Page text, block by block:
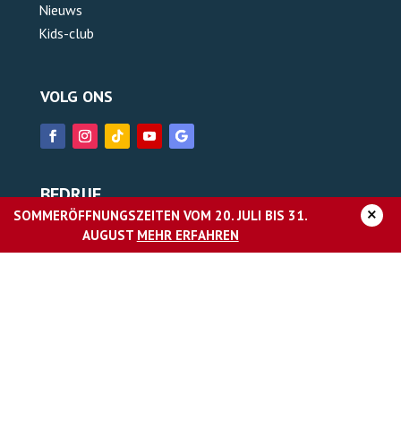
SOMMERÖFFNUNGSZEITEN VOM 20. JULI BIS 31.
AUGUST MEHR ERFAHREN
×
Nieuws
Kids-club
VOLG ONS
BEDRIJF
Over AquaMagis
Carrière